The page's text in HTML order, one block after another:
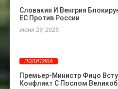
Словакия И Венгрия
ЕС Против России
июня 29, 2025
ПОЛИТИКА
Премьер-Министр Фицо
Конфликт С Послом